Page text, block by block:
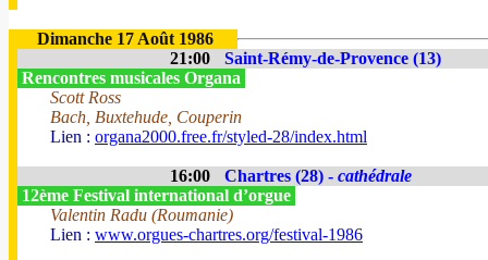
Dimanche 17 Août 1986
21:00
Saint-Rémy-de-Provence (13)
Rencontres musicales Organa
Scott Ross
Bach, Buxtehude, Couperin
Lien : organa2000.free.fr/styled-28/index.html
16:00 Chartres (28) - cathédrale
12ème Festival international d’orgue
Valentin Radu (Roumanie)
Lien : www.orgues-chartres.org/festival-1986